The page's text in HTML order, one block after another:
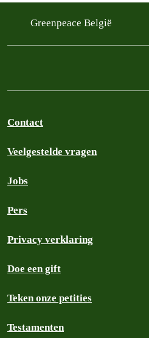
Greenpeace België
Contact
Veelgestelde vragen
Jobs
Pers
Privacy verklaring
Doe een gift
Teken onze petities
Testamenten